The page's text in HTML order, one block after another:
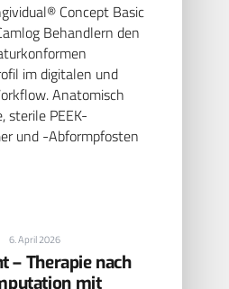
Concept Basic
Behandlern den
im digitalen und
Anatomisch
sterile PEEK-
und -Abformpfosten
6. April 2026
– Therapie nach
mit